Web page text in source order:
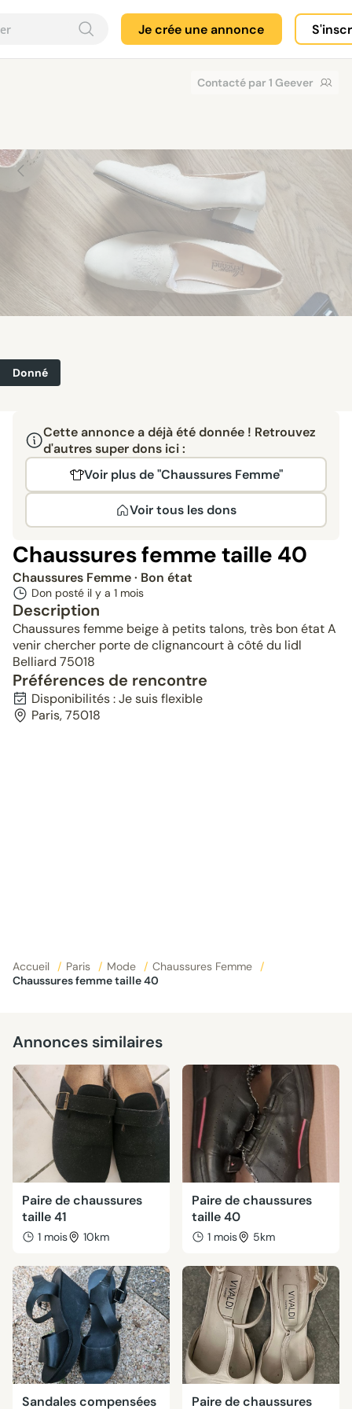
Je crée une annonce
Contacté par 1 Geever
Donné
Cette annonce a déjà été donnée ! Retrouvez
d'autres super dons ici :
Voir plus de "Chaussures Femme"
Voir tous les dons
Chaussures femme taille 40
Chaussures Femme· Bon état
Don posté il y a 1 mois
Description
Chaussures femme beige à petits talons, très bon état A
venir chercher porte de clignancourt à côté du lidl
Belliard 75018
Préférences de rencontre
Disponibilités : Je suis flexible
Paris, 75018
Accueil / Paris / Mode / Chaussures Femme
/
Chaussures femme taille 40
Annonces similaires
Paire de chaussures
taille 41
1 mois 10km
Paire de chaussures
taille 40
1 mois 5km
Sandales compensées Paire de chaussures